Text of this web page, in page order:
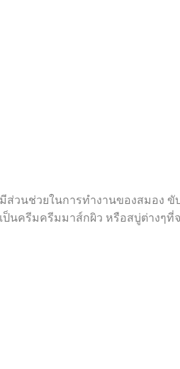
นช่วยในการทำงานของสมอง
ครีมครีมมาส์กผิว หรือสบู่ต่างๆที่